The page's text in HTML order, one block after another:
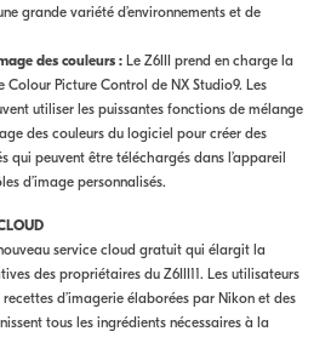
grande variété d’environnements et de
des couleurs : Le Z6III prend en charge la
Picture Control de NX Studio9. Les
utiliser les puissantes fonctions de mélange
des couleurs du logiciel pour créer des
qui peuvent être téléchargés dans l’appareil
d’image personnalisés.
service cloud gratuit qui élargit la
des propriétaires du Z6III11. Les utilisateurs
d’imagerie élaborées par Nikon et des
tous les ingrédients nécessaires à la